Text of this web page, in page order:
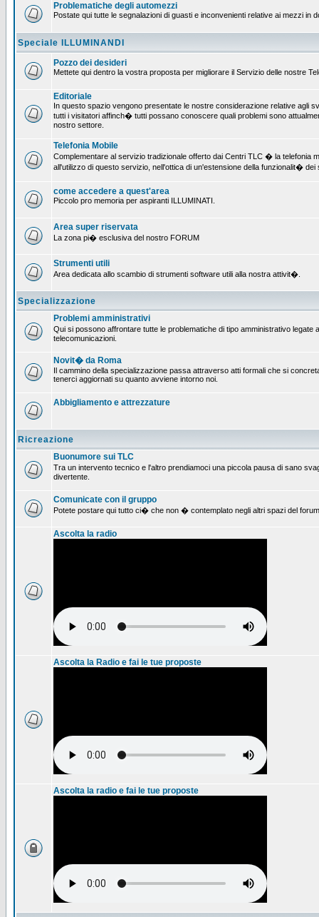
Problematiche degli automezzi
Postate qui tutte le segnalazioni di guasti e inconvenienti relative ai mezzi in
Speciale ILLUMINANDI
Pozzo dei desideri
Mettete qui dentro la vostra proposta per migliorare il Servizio delle nostre
Editoriale
In questo spazio vengono presentate le nostre considerazione relative agli
tutti i visitatori affinch� tutti possano conoscere quali problemi sono
nostro settore.
Telefonia Mobile
Complementare al servizio tradizionale offerto dai Centri TLC � la telefonia
all'utilizzo di questo servizio, nell'ottica di un'estensione della funzionalit�
come accedere a quest'area
Piccolo pro memoria per aspiranti ILLUMINATI.
Area super riservata
La zona pi� esclusiva del nostro FORUM
Strumenti utili
Area dedicata allo scambio di strumenti software utili alla nostra attivit�.
Specializzazione
Problemi amministrativi
Qui si possono affrontare tutte le problematiche di tipo amministrativo
telecomunicazioni.
Novit� da Roma
Il cammino della specializzazione passa attraverso atti formali che si
tenerci aggiornati su quanto avviene intorno noi.
Abbigliamento e attrezzature
Ricreazione
Buonumore sui TLC
Tra un intervento tecnico e l'altro prendiamoci una piccola pausa di sano
divertente.
Comunicate con il gruppo
Potete postare qui tutto ci� che non � contemplato negli altri spazi del
Ascolta la radio
Ascolta la Radio e fai le tue proposte
Ascolta la radio e fai le tue proposte